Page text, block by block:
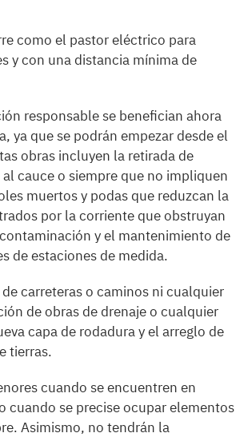
como el pastor eléctrico para
y con una distancia mínima de
responsable se benefician ahora
ya que se podrán empezar desde el
obras incluyen la retirada de
cauce o siempre que no impliquen
muertos y podas que reduzcan la
por la corriente que obstruyan
y el mantenimiento de
de estaciones de medida.
carreteras o caminos ni cualquier
de obras de drenaje o cualquier
capa de rodadura y el arreglo de
tierras.
cuando se encuentren en
cuando se precise ocupar elementos
Asimismo, no tendrán la